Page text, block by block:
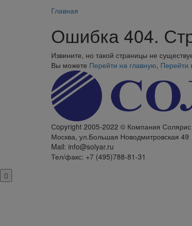
Главная
Ошибка 404.
Извините, но такой страницы не
Вы можете Перейти на главную, Перейти
Сopyright 2005-2022 © Компания Солярис
Москва, ул.Большая Новодмитровская 49
Mail: info@solyar.ru
Тел/факс: +7 (495)788-81-31